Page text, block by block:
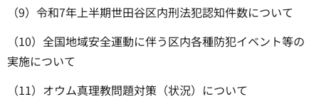
（9）令和7年上半期世田谷区内刑法犯認知件数について
（10）全国地域安全運動に伴う区内各種防犯イベント等の
実施について
（11）オウム真理教問題対策（状況）について